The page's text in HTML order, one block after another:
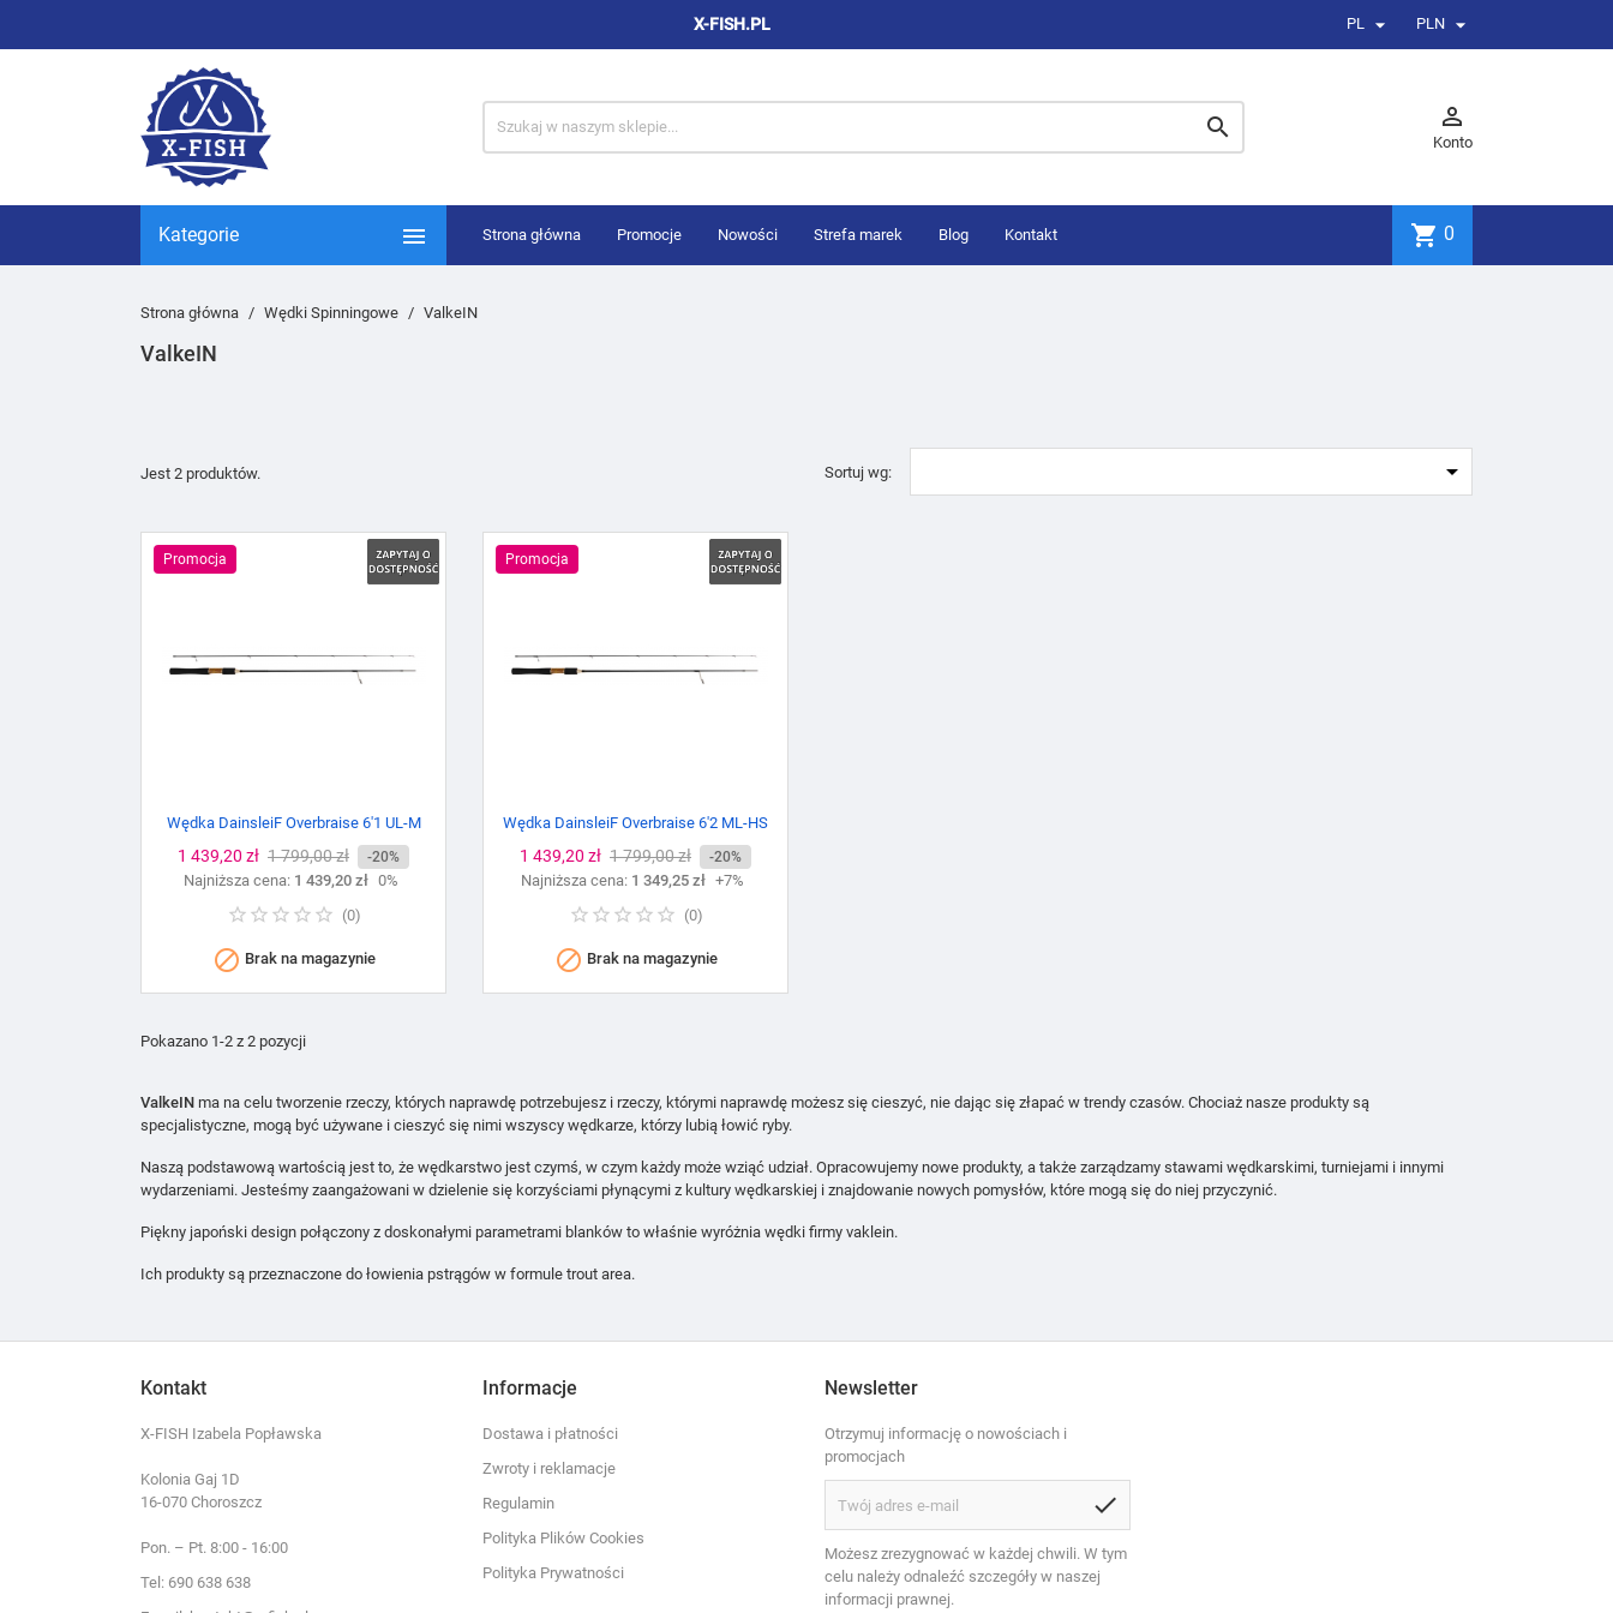
X-FISH.PL PL  PLN 
 
Konto
Kategorie  Strona główna Promocje Nowości Strefa marek Blog Kontakt shopping_cart 0
Strona główna Wędki Spinningowe ValkeIN
ValkeIN
Jest 2 produktów. Sortuj wg: 
Promocja
Wędka DainsleiF Overbraise 6'1 UL-M
Cena
1 439,20 zł Cena
podstawowa
1 799,00 zł -20%
Najniższa cena: 1 439,20 zł 0%
(0)
 Brak na magazynie
Promocja
Wędka DainsleiF Overbraise 6'2 ML-HS
Cena
1 439,20 zł Cena
podstawowa
1 799,00 zł -20%
Najniższa cena: 1 349,25 zł +7%
(0)
 Brak na magazynie
Pokazano 1-2 z 2 pozycji
ValkeIN ma na celu tworzenie rzeczy, których naprawdę potrzebujesz i rzeczy, którymi naprawdę możesz się cieszyć, nie dając się złapać w trendy czasów. Chociaż nasze produkty są
specjalistyczne, mogą być używane i cieszyć się nimi wszyscy wędkarze, którzy lubią łowić ryby.
Naszą podstawową wartością jest to, że wędkarstwo jest czymś, w czym każdy może wziąć udział. Opracowujemy nowe produkty, a także zarządzamy stawami wędkarskimi, turniejami i innymi
wydarzeniami. Jesteśmy zaangażowani w dzielenie się korzyściami płynącymi z kultury wędkarskiej i znajdowanie nowych pomysłów, które mogą się do niej przyczynić.
Piękny japoński design połączony z doskonałymi parametrami blanków to właśnie wyróżnia wędki firmy vaklein.
Ich produkty są przeznaczone do łowienia pstrągów w formule trout area.
Kontakt
X-FISH Izabela Popławska
Kolonia Gaj 1D
16-070 Choroszcz
Pon. – Pt. 8:00 - 16:00
Tel: 690 638 638
Informacje
Dostawa i płatności
Zwroty i reklamacje
Regulamin
Polityka Plików Cookies
Polityka Prywatności
Newsletter
Otrzymuj informację o nowościach i
promocjach
check
Możesz zrezygnować w każdej chwili. W tym
celu należy odnaleźć szczegóły w naszej
informacji prawnej.